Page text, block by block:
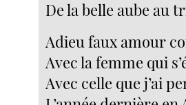
De la belle aube au
Adieu faux amour
Avec la femme qui
Avec celle que j’ai